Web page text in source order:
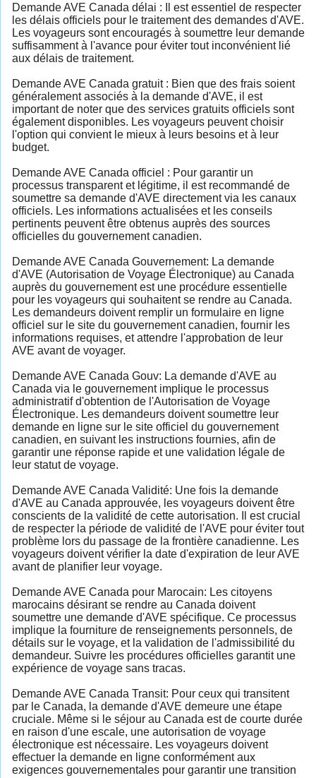
Demande AVE Canada délai : Il est essentiel de respecter
les délais officiels pour le traitement des demandes d'AVE.
Les voyageurs sont encouragés à soumettre leur demande
suffisamment à l'avance pour éviter tout inconvénient lié
aux délais de traitement.
Demande AVE Canada gratuit : Bien que des frais soient
généralement associés à la demande d'AVE, il est
important de noter que des services gratuits officiels sont
également disponibles. Les voyageurs peuvent choisir
l'option qui convient le mieux à leurs besoins et à leur
budget.
Demande AVE Canada officiel : Pour garantir un
processus transparent et légitime, il est recommandé de
soumettre sa demande d'AVE directement via les canaux
officiels. Les informations actualisées et les conseils
pertinents peuvent être obtenus auprès des sources
officielles du gouvernement canadien.
Demande AVE Canada Gouvernement: La demande
d'AVE (Autorisation de Voyage Électronique) au Canada
auprès du gouvernement est une procédure essentielle
pour les voyageurs qui souhaitent se rendre au Canada.
Les demandeurs doivent remplir un formulaire en ligne
officiel sur le site du gouvernement canadien, fournir les
informations requises, et attendre l'approbation de leur
AVE avant de voyager.
Demande AVE Canada Gouv: La demande d'AVE au
Canada via le gouvernement implique le processus
administratif d'obtention de l'Autorisation de Voyage
Électronique. Les demandeurs doivent soumettre leur
demande en ligne sur le site officiel du gouvernement
canadien, en suivant les instructions fournies, afin de
garantir une réponse rapide et une validation légale de
leur statut de voyage.
Demande AVE Canada Validité: Une fois la demande
d'AVE au Canada approuvée, les voyageurs doivent être
conscients de la validité de cette autorisation. Il est crucial
de respecter la période de validité de l'AVE pour éviter tout
problème lors du passage de la frontière canadienne. Les
voyageurs doivent vérifier la date d'expiration de leur AVE
avant de planifier leur voyage.
Demande AVE Canada pour Marocain: Les citoyens
marocains désirant se rendre au Canada doivent
soumettre une demande d'AVE spécifique. Ce processus
implique la fourniture de renseignements personnels, de
détails sur le voyage, et la validation de l'admissibilité du
demandeur. Suivre les procédures officielles garantit une
expérience de voyage sans tracas.
Demande AVE Canada Transit: Pour ceux qui transitent
par le Canada, la demande d'AVE demeure une étape
cruciale. Même si le séjour au Canada est de courte durée
en raison d'une escale, une autorisation de voyage
électronique est nécessaire. Les voyageurs doivent
effectuer la demande en ligne conformément aux
exigences gouvernementales pour garantir une transition